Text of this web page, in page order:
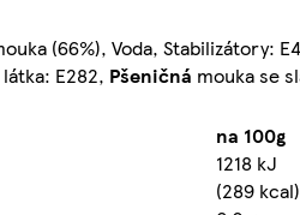
(66%), Voda, Stabilizátory:
E282, Pšeničná mouka se
na 100g
1218 kJ
(289 kcal)